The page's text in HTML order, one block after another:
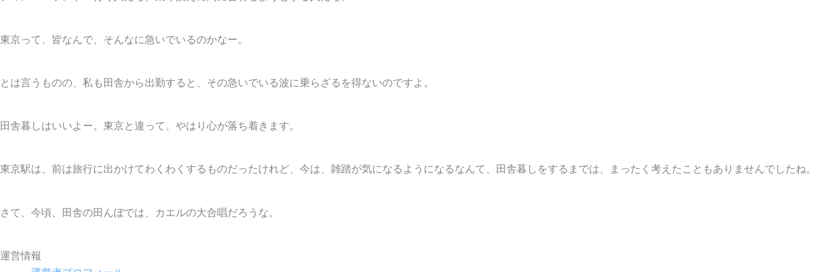
東京って、皆なんで、そんなに急いでいるのかなー。
とは言うものの、私も田舎から出勤すると、その急いでいる波に乗らざるを得ないのですよ。
田舎暮しはいいよー。東京と違って、やはり心が落ち着きます。
東京駅は、前は旅行に出かけてわくわくするものだったけれど、今は、雑踏が気になるようになるなんて、田舎暮しをするまでは、まったく考えたこともありませんでしたね。
さて、今頃、田舎の田んぼでは、カエルの大合唱だろうな。
運営情報